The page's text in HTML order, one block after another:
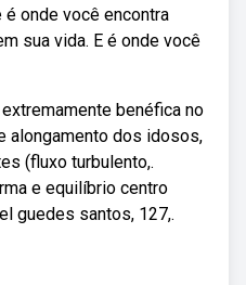
onde você encontra
sua vida. E é onde você
benéfica no
alongamento dos idosos,
(fluxo turbulento,.
e equilíbrio centro
guedes santos, 127,.